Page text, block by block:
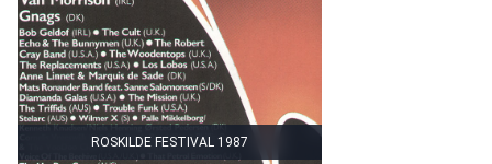
ROSKILDE FESTIVAL 1987